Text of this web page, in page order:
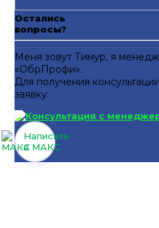
Остались
вопросы?
Меня зовут Тимур, я
«ОбрПрофи».
Для получения
заявку:
Написать
в МАКС